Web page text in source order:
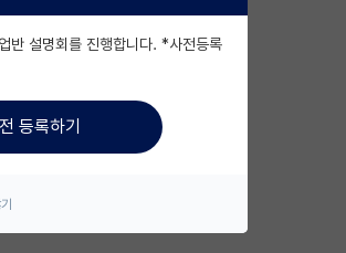
반 설명회를 진행합니다. *사전등록
등록하기